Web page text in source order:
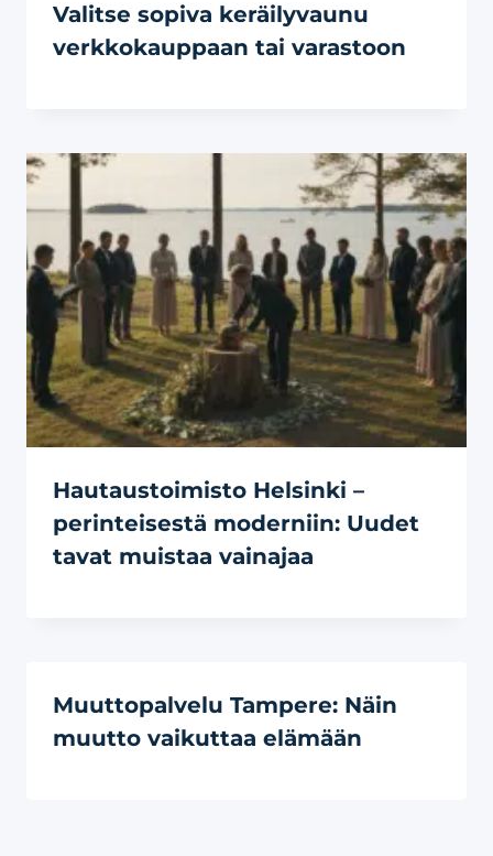
Valitse sopiva keräilyvaunu
verkkokauppaan tai varastoon
Hautaustoimisto Helsinki –
perinteisestä moderniin: Uudet
tavat muistaa vainajaa
Muuttopalvelu Tampere: Näin
muutto vaikuttaa elämään